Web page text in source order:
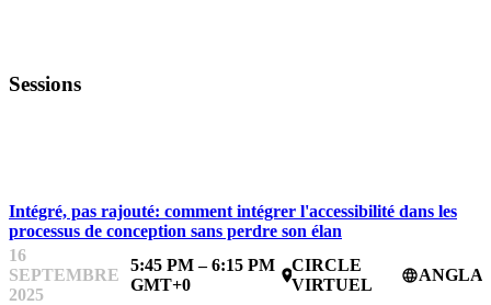
Sessions
Intégré, pas rajouté: comment intégrer l'accessibilité dans les
processus de conception sans perdre son élan
16
SEPTEMBRE
2025
5:45 PM – 6:15 PM
GMT+0
place
CIRCLE
VIRTUEL
language